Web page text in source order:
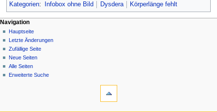
Kategorien: Infobox ohne Bild Dysdera Körperlänge fehlt
Navigation
Hauptseite
Letzte Änderungen
Zufällige Seite
Neue Seiten
Alle Seiten
Erweiterte Suche